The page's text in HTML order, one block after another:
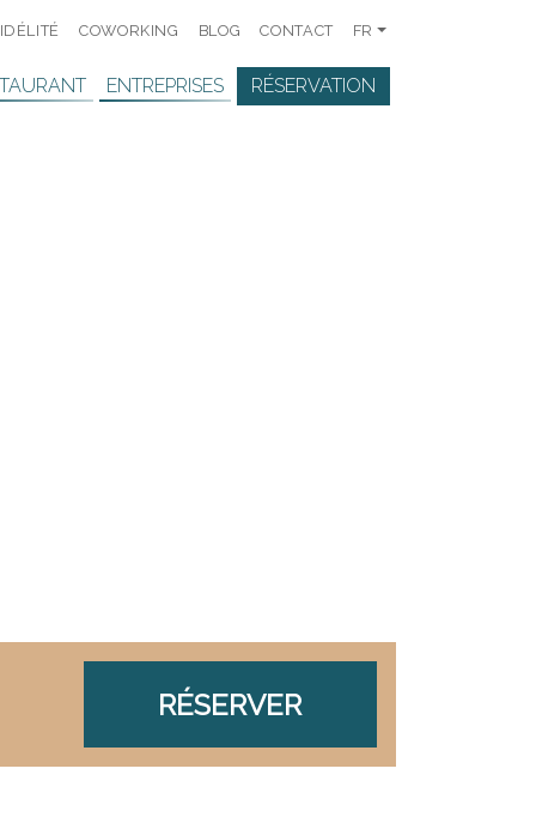
COWORKING BLOG CONTACT FR
ENTREPRISES RÉSERVATION
RÉSERVER